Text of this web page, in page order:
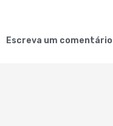
Escreva um comentário